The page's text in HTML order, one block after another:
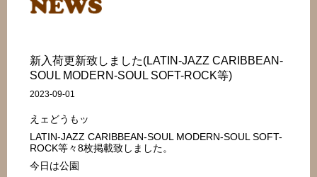
新入荷更新致しました(LATIN-JAZZ CARIBBEAN-
SOUL MODERN-SOUL SOFT-ROCK等)
2023-09-01
えェどうもッ
LATIN-JAZZ CARIBBEAN-SOUL MODERN-SOUL SOFT-
ROCK等々8枚掲載致しました。
今日は公園